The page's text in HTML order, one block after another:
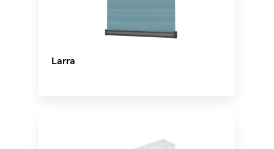
Larra